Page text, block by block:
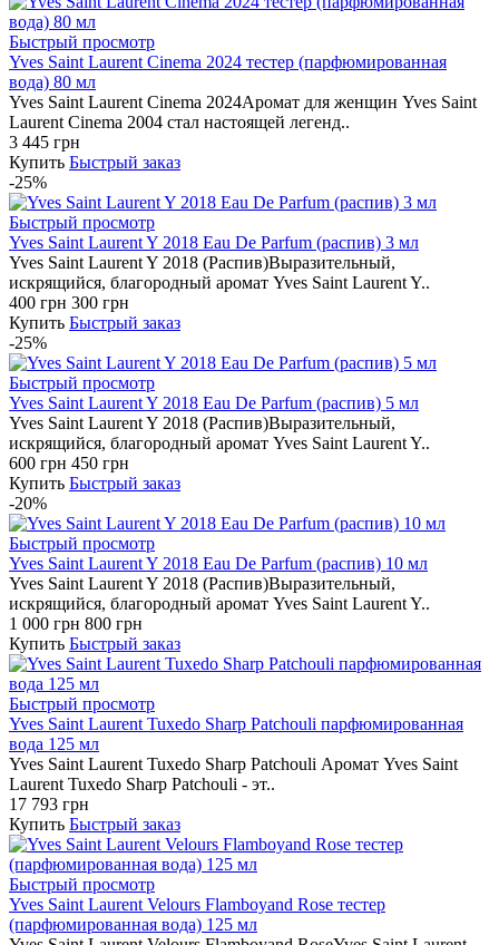
Быстрый просмотр
Yves Saint Laurent Cinema 2024 тестер (парфюмированная
вода) 80 мл
Yves Saint Laurent Cinema 2024Аромат для женщин Yves Saint
Laurent Cinema 2004 стал настоящей легенд..
3 445 грн
Купить Быстрый заказ
-25%
Быстрый просмотр
Yves Saint Laurent Y 2018 Eau De Parfum (распив) 3 мл
Yves Saint Laurent Y 2018 (Распив)Выразительный,
искрящийся, благородный аромат Yves Saint Laurent Y..
400 грн 300 грн
Купить Быстрый заказ
-25%
Быстрый просмотр
Yves Saint Laurent Y 2018 Eau De Parfum (распив) 5 мл
Yves Saint Laurent Y 2018 (Распив)Выразительный,
искрящийся, благородный аромат Yves Saint Laurent Y..
600 грн 450 грн
Купить Быстрый заказ
-20%
Быстрый просмотр
Yves Saint Laurent Y 2018 Eau De Parfum (распив) 10 мл
Yves Saint Laurent Y 2018 (Распив)Выразительный,
искрящийся, благородный аромат Yves Saint Laurent Y..
1 000 грн 800 грн
Купить Быстрый заказ
Быстрый просмотр
Yves Saint Laurent Tuxedo Sharp Patchouli парфюмированная
вода 125 мл
Yves Saint Laurent Tuxedo Sharp Patchouli Аромат Yves Saint
Laurent Tuxedo Sharp Patchouli - эт..
17 793 грн
Купить Быстрый заказ
Быстрый просмотр
Yves Saint Laurent Velours Flamboyand Rose тестер
(парфюмированная вода) 125 мл